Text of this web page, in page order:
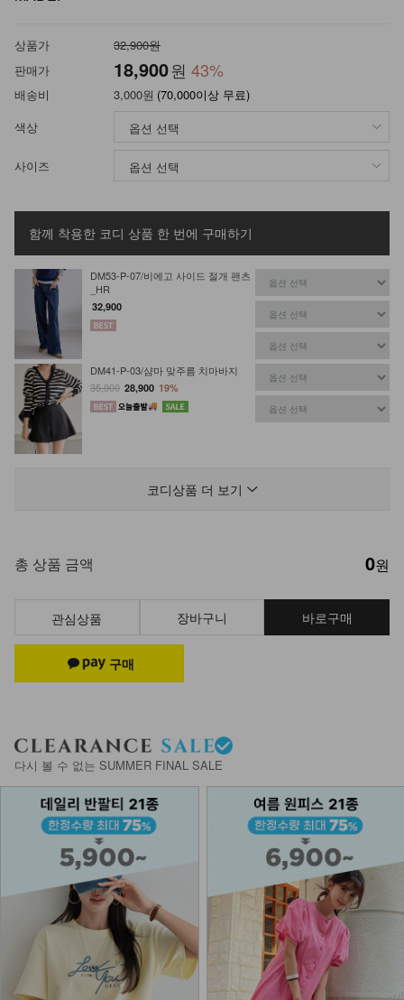
상품가
32,900원
판매가
18,900원 43%
배송비 3,000원 (70,000이상 무료)
색상
사이즈
함께 착용한 코디 상품 한 번에 구매하기
DM53-P-07/비에고 사이드 절개 팬츠
_HR
32,900
DM41-P-03/샴마 맞주름 치마바지
35,900 28,900 19%
28,900 17%
DM51-P-06/매들린 밴딩 슬랙스 팬츠
25,900
NK53-TH-43/엠피츠 V넥 니트 베스
트_DY
16,900
NK13-T-53/아엘 베스트
24,900 17,900 28%
DM51-P-07/젤린 비죠 슬랙스
26,900
DM51-P-11/제트 와이드 데님팬츠
38,900 30,900 21%
코디상품 더 보기
총 상품 금액 0원
관심상품 장바구니 바로구매
다시 볼 수 없는 SUMMER FINAL SALE